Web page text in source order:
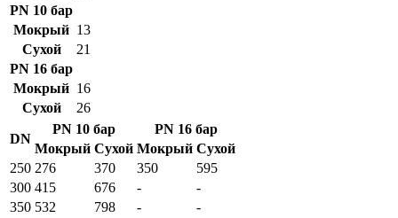
PN 10 бар
Мокрый 13
Сухой
21
PN 16 бар
Мокрый 16
Сухой
26
DN
PN 10 бар
PN 16 бар
Мокрый Сухой Мокрый Сухой
250 276 370 350
595
300 415 676 -
-
350 532 798 -
-